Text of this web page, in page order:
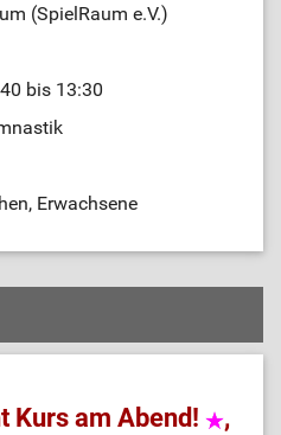
(SpielRaum e.V.)
bis 13:30
Erwachsene
Kurs am Abend! ,